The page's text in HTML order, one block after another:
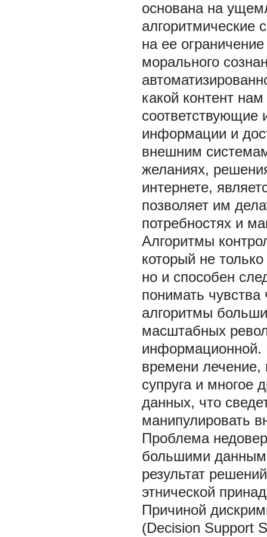
основана на
алгоритмические
на ее
морального
какой контент
соответствующие
информации и
внешним
желаниях,
интернете,
позволяет им
потребностях и
Алгоритмы
который не
но и способен
понимать
алгоритмы
масштабных
информационной.
времени
супруга и многое
данных, что
манипулировать
Проблема
большими
результат
этнической
Причиной
(Decision Support